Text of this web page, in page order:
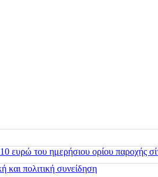
ευρώ του ημερήσιου ορίου παροχής
και πολιτική συνείδηση